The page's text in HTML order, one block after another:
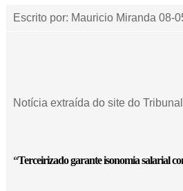
Escrito por: Mauricio Miranda 08-
Notícia extraída do site do
“Terceirizado garante isonomia salarial